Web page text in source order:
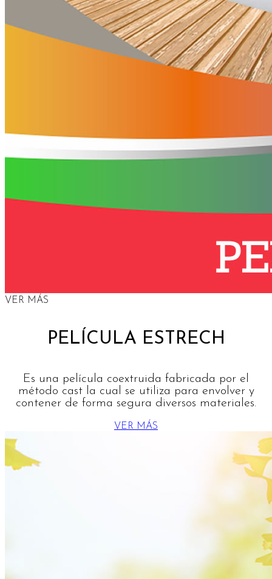
VER MÁS
PELÍCULA ESTRECH
Es una película coextruida fabricada por el
método cast la cual se utiliza para envolver y
contener de forma segura diversos materiales.
VER MÁS